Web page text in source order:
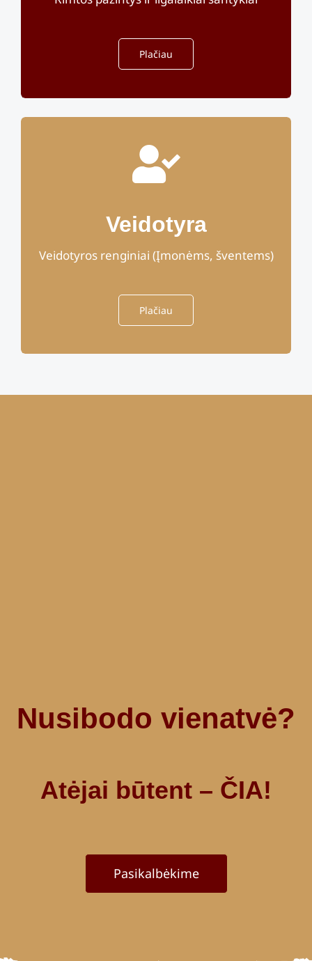
Plačiau
Veidotyra
Veidotyros renginiai (Įmonėms, šventems)
Plačiau
Nusibodo vienatvė?
Atėjai būtent – ČIA!
Pasikalbėkime